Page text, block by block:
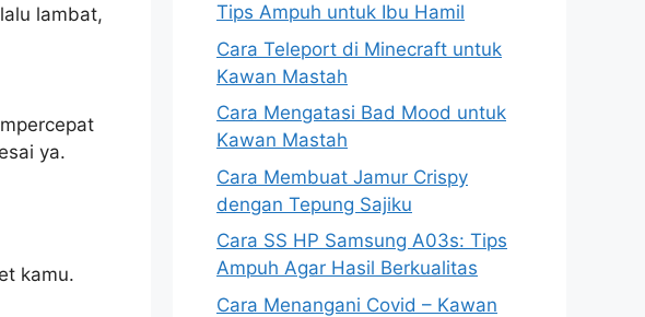
lambat,
ya.
kamu.
Tips Ampuh untuk Ibu Hamil
Cara Teleport di Minecraft untuk
Kawan Mastah
Cara Mengatasi Bad Mood untuk
Kawan Mastah
Cara Membuat Jamur Crispy
dengan Tepung Sajiku
Cara SS HP Samsung A03s: Tips
Ampuh Agar Hasil Berkualitas
Cara Menangani Covid – Kawan